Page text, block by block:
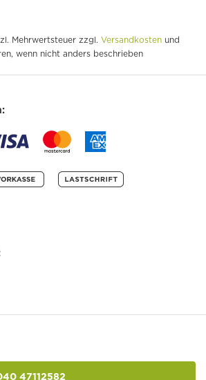
Mehrwertsteuer zzgl. Versandkosten und
wenn nicht anders beschrieben
47112582